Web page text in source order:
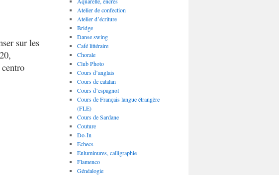
sur les
Atelier de confection
Atelier d’écriture
Bridge
Danse swing
Café littéraire
Chorale
Club Photo
Cours d’anglais
Cours de catalan
Cours d’espagnol
Cours de Français langue étrangère
(FLE)
Cours de Sardane
Couture
Do-In
Echecs
Enluminures, calligraphie
Flamenco
Généalogie